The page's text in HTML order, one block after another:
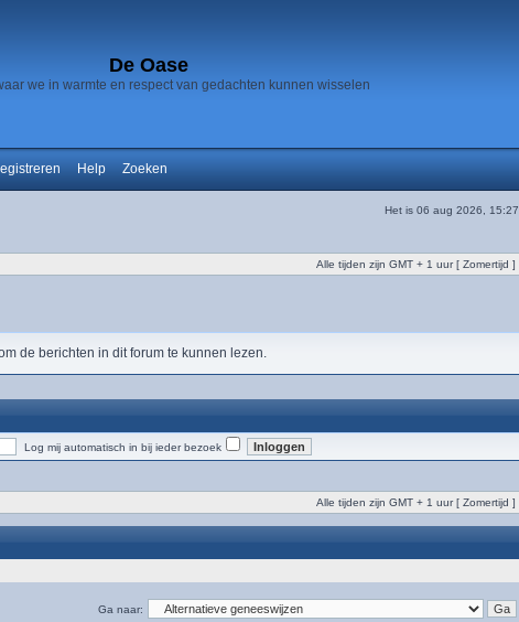
De Oase
we in warmte en respect van gedachten kunnen wisselen
Help Zoeken
Het is 06 aug 2026, 15:27
Alle tijden zijn GMT + 1 uur [ Zomertijd ]
de berichten in dit forum te kunnen lezen.
Log mij automatisch in bij ieder bezoek
Alle tijden zijn GMT + 1 uur [ Zomertijd ]
Ga naar: